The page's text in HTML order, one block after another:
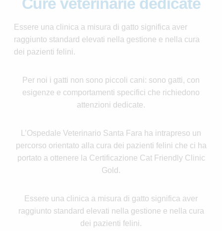
Cure veterinarie dedicate
Essere una clinica a misura di gatto significa aver
raggiunto standard elevati nella gestione e nella cura
dei pazienti felini.
Per noi i gatti non sono piccoli cani: sono gatti, con
esigenze e comportamenti specifici che richiedono
attenzioni dedicate.
L’Ospedale Veterinario Santa Fara ha intrapreso un
percorso orientato alla cura dei pazienti felini che ci ha
portato a ottenere la Certificazione Cat Friendly Clinic
Gold.
Essere una clinica a misura di gatto significa aver
raggiunto standard elevati nella gestione e nella cura
dei pazienti felini.